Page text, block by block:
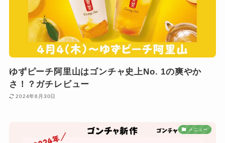
ゆずピーチ阿里山はゴンチャ史上No. 1の爽やか
さ！？ガチレビュー
2024年6月30日
メニュー